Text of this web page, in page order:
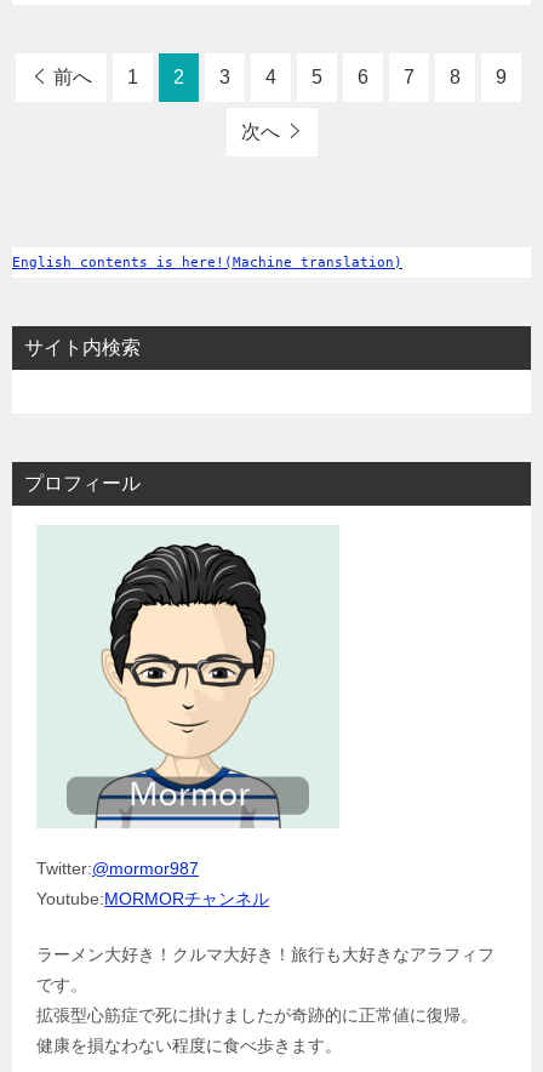
前へ 1 2 3 4 5 6 7 8 9
次へ
English contents is here!(Machine translation)
サイト内検索
プロフィール
Twitter:@mormor987
Youtube:MORMORチャンネル
ラーメン大好き！クルマ大好き！旅行も大好きなアラフィフ
です。
拡張型心筋症で死に掛けましたが奇跡的に正常値に復帰。
健康を損なわない程度に食べ歩きます。